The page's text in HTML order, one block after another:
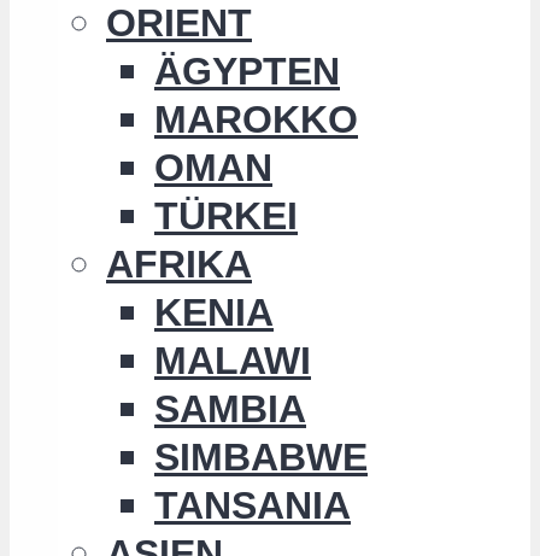
ORIENT
ÄGYPTEN
MAROKKO
OMAN
TÜRKEI
AFRIKA
KENIA
MALAWI
SAMBIA
SIMBABWE
TANSANIA